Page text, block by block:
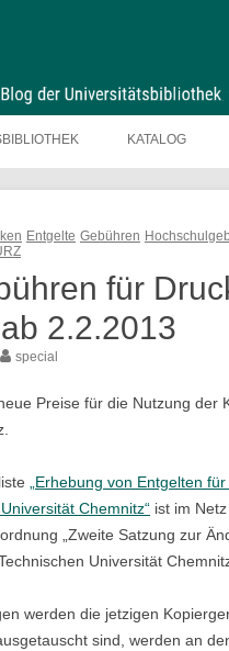
KATALOG
Entgelte Gebühren
für
2.2.2013
special
Preise für die Nutzung der
„Erhebung von Entgelten
Chemnitz“ ist im
„Zweite Satzung zur
Universität
werden die jetzigen
sind, werden an